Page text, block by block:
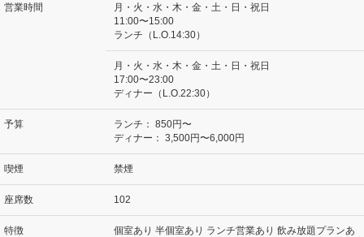
営業時間
月・火・水・木・金・土・日・祝日
11:00〜15:00
ランチ（L.O.14:30）
月・火・水・木・金・土・日・祝日
17:00〜23:00
ディナー（L.O.22:30）
予算 ランチ： 850円〜
ディナー： 3,500円〜6,000円
喫煙 禁煙
座席数 102
特徴
個室あり 半個室あり ランチ営業あり 飲み放題プランあ